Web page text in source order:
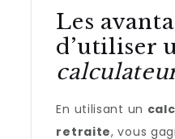
Les
d’utiliser
En utilisant un
retraite, vous